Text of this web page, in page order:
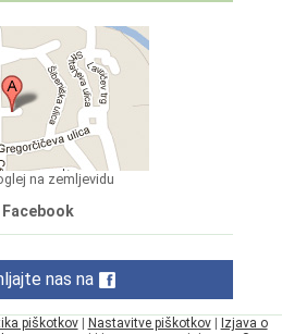
na zemljevidu
Facebook
nas na
piškotkov| Nastavitve piškotkov|
Izjava o